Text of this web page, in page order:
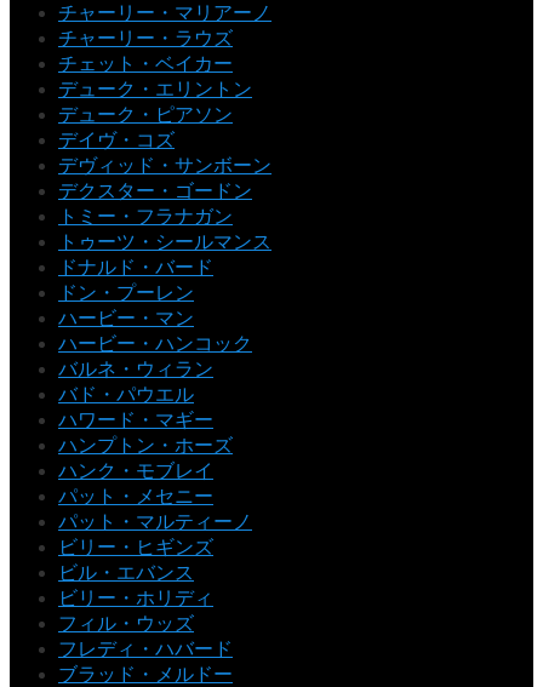
チャーリー・マリアーノ
チャーリー・ラウズ
チェット・ベイカー
デューク・エリントン
デューク・ピアソン
デイヴ・コズ
デヴィッド・サンボーン
デクスター・ゴードン
トミー・フラナガン
トゥーツ・シールマンス
ドナルド・バード
ドン・プーレン
ハービー・マン
ハービー・ハンコック
バルネ・ウィラン
バド・パウエル
ハワード・マギー
ハンプトン・ホーズ
ハンク・モブレイ
パット・メセニー
パット・マルティーノ
ビリー・ヒギンズ
ビル・エバンス
ビリー・ホリディ
フィル・ウッズ
フレディ・ハバード
ブラッド・メルドー